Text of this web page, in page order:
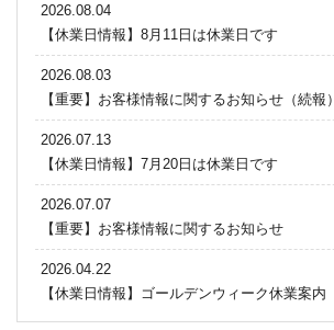
2026.08.04
【休業日情報】8月11日は休業日です
2026.08.03
【重要】お客様情報に関するお知らせ（続報）
2026.07.13
【休業日情報】7月20日は休業日です
2026.07.07
【重要】お客様情報に関するお知らせ
2026.04.22
【休業日情報】ゴールデンウィーク休業案内